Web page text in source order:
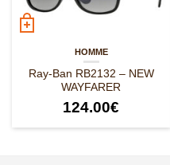
HOMME
Ray-Ban RB2132 – NEW
WAYFARER
124.00€